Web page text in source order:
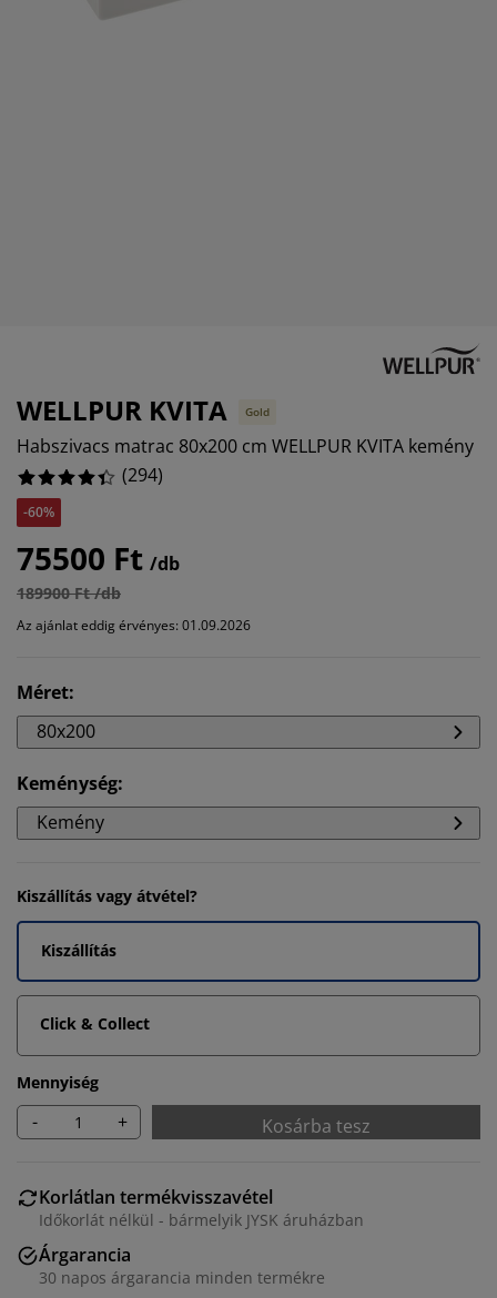
és kiegészítők
WELLPUR KVITA Gold
Habszivacs matrac 80x200 cm WELLPUR KVITA kemény
(294)
-60%
75500 Ft /db
189900 Ft /db
Az ajánlat eddig érvényes: 01.09.2026
Méret:
80x200
Keménység:
Kemény
Kiszállítás vagy átvétel?
Kiszállítás
Click & Collect
Mennyiség
- + Kosárba tesz
Korlátlan termékvisszavétel
Időkorlát nélkül - bármelyik JYSK áruházban
Árgarancia
30 napos árgarancia minden termékre